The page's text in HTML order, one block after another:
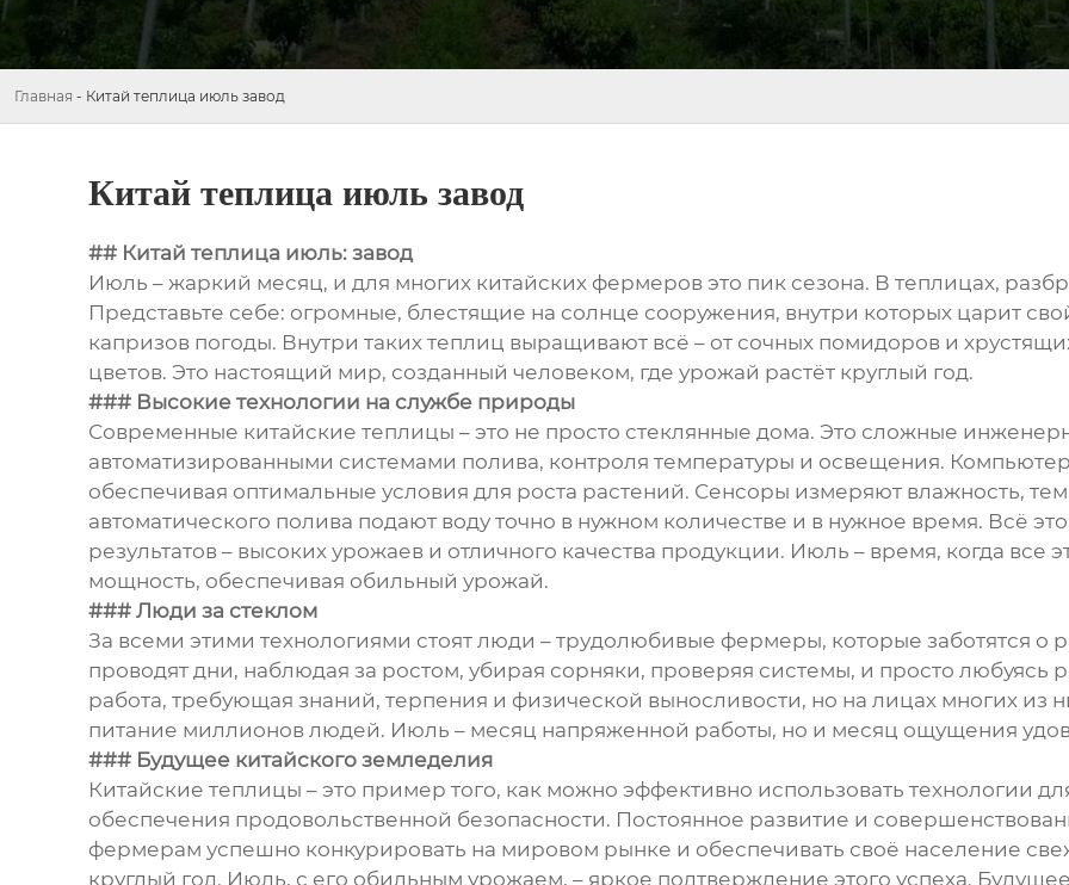
Главная - Китай теплица июль завод
Китай теплица июль завод
## Китай теплица июль: завод
Июль – жаркий месяц, и для многих китайских фермеров это пик сезона. В теплицах,
Представьте себе: огромные, блестящие на солнце сооружения, внутри которых царит
капризов погоды. Внутри таких теплиц выращивают всё – от сочных помидоров и
цветов. Это настоящий мир, созданный человеком, где урожай растёт круглый год.
### Высокие технологии на службе природы
Современные китайские теплицы – это не просто стеклянные дома. Это сложные
автоматизированными системами полива, контроля температуры и освещения.
обеспечивая оптимальные условия для роста растений. Сенсоры измеряют влажность,
автоматического полива подают воду точно в нужном количестве и в нужное время. Всё
результатов – высоких урожаев и отличного качества продукции. Июль – время, когда все
мощность, обеспечивая обильный урожай.
### Люди за стеклом
За всеми этими технологиями стоят люди – трудолюбивые фермеры, которые заботятся о
проводят дни, наблюдая за ростом, убирая сорняки, проверяя системы, и просто любуясь
работа, требующая знаний, терпения и физической выносливости, но на лицах многих из
питание миллионов людей. Июль – месяц напряженной работы, но и месяц ощущения
### Будущее китайского земледелия
Китайские теплицы – это пример того, как можно эффективно использовать технологии
обеспечения продовольственной безопасности. Постоянное развитие и
фермерам успешно конкурировать на мировом рынке и обеспечивать своё население
круглый год. Июль, с его обильным урожаем, – яркое подтверждение этого успеха.